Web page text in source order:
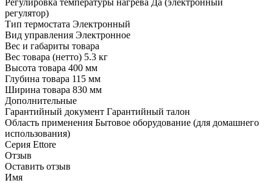
регулятор)
Тип термостата Электронный
Вид управления Электронное
Вес и габариты товара
Вес товара (нетто) 5.3 кг
Высота товара 400 мм
Глубина товара 115 мм
Ширина товара 830 мм
Дополнительные
Гарантийный документ Гарантийный талон
Область применения Бытовое оборудование (для домашнего
использования)
Серия Ettore
Отзыв
Оставить отзыв
Имя